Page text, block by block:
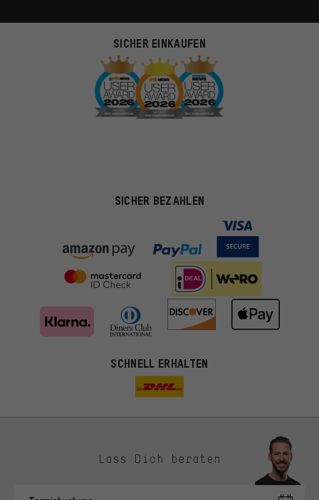
SICHER EINKAUFEN
SICHER BEZAHLEN
SCHNELL ERHALTEN
Lass Dich beraten
Du bekommst, statt zufälliger Werbung, genauer passende